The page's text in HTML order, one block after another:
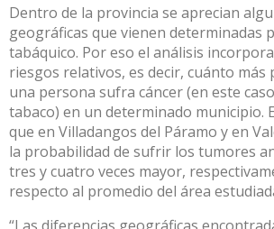
Dentro de la provincia se aprecian
geográficas que vienen determinadas
tabáquico. Por eso el análisis
riesgos relativos, es decir, cuánto más
una persona sufra cáncer (en este
tabaco) en un determinado municipio.
que en Villadangos del Páramo y en
la probabilidad de sufrir los tumores
tres y cuatro veces mayor,
respecto al promedio del área